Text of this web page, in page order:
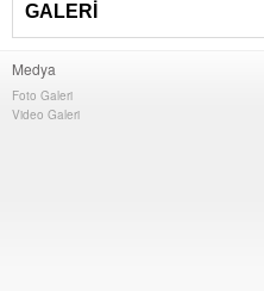
GALERİ
Medya
Foto Galeri
Video Galeri